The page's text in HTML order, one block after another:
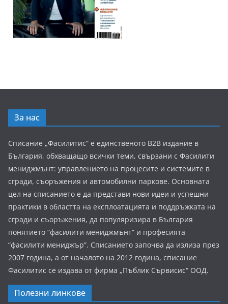
За нас
Списание „Фасилитис” е единственото B2B издание в
България, обхващащо всички теми, свързани с Фасилити
мениджмънт: управлението на процесите и системите в
сгради, съоръжения и автомобилни паркове. Основната
цел на списанието е да представи нови идеи и успешни
практики в областта на експлоатацията и поддръжката на
сгради и съоръжения, да популяризира в България
понятието “фасилити мениджмънт” и професията
“фасилити мениджър”. Списанието започва да излиза през
2007 година, а от началото на 2012 година, списание
Фасилитис се издава от фирма „Пъблик Сървисис“ ООД.
Полезни линкове